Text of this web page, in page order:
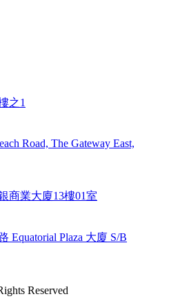
之1
Road, The Gateway East,
商業大廈13樓01室
Equatorial Plaza 大廈 S/B
Reserved